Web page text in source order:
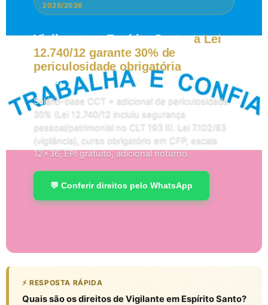
2025/2026
Vigilante em Espírito Santo:a Lei
12.740/12 garante 30% de
periculosidade obrigatóriaem
2026.
Salário-base CCT + adicional de periculosidade
30% (Lei 12.740/12 incluiu segurança
pessoal/patrimonial no CLT 193 II). Lei 7.102/83
(vigilância), curso obrigatório em CFP, escala
12×36, EPI gratuito, adicional noturno.
💬 Conferir direitos pelo WhatsApp
⚡ RESPOSTA RÁPIDA
Quais são os direitos de Vigilante em Espírito Santo?